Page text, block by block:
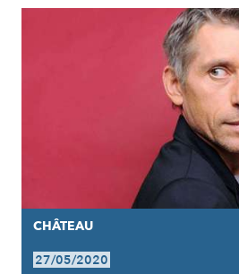
CHÂTEAU
27/05/2020